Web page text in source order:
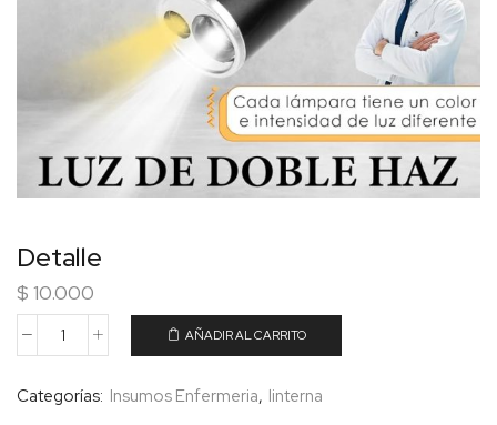
Detalle
$ 10.000
AÑADIR AL CARRITO
Categorías: Insumos Enfermeria, linterna